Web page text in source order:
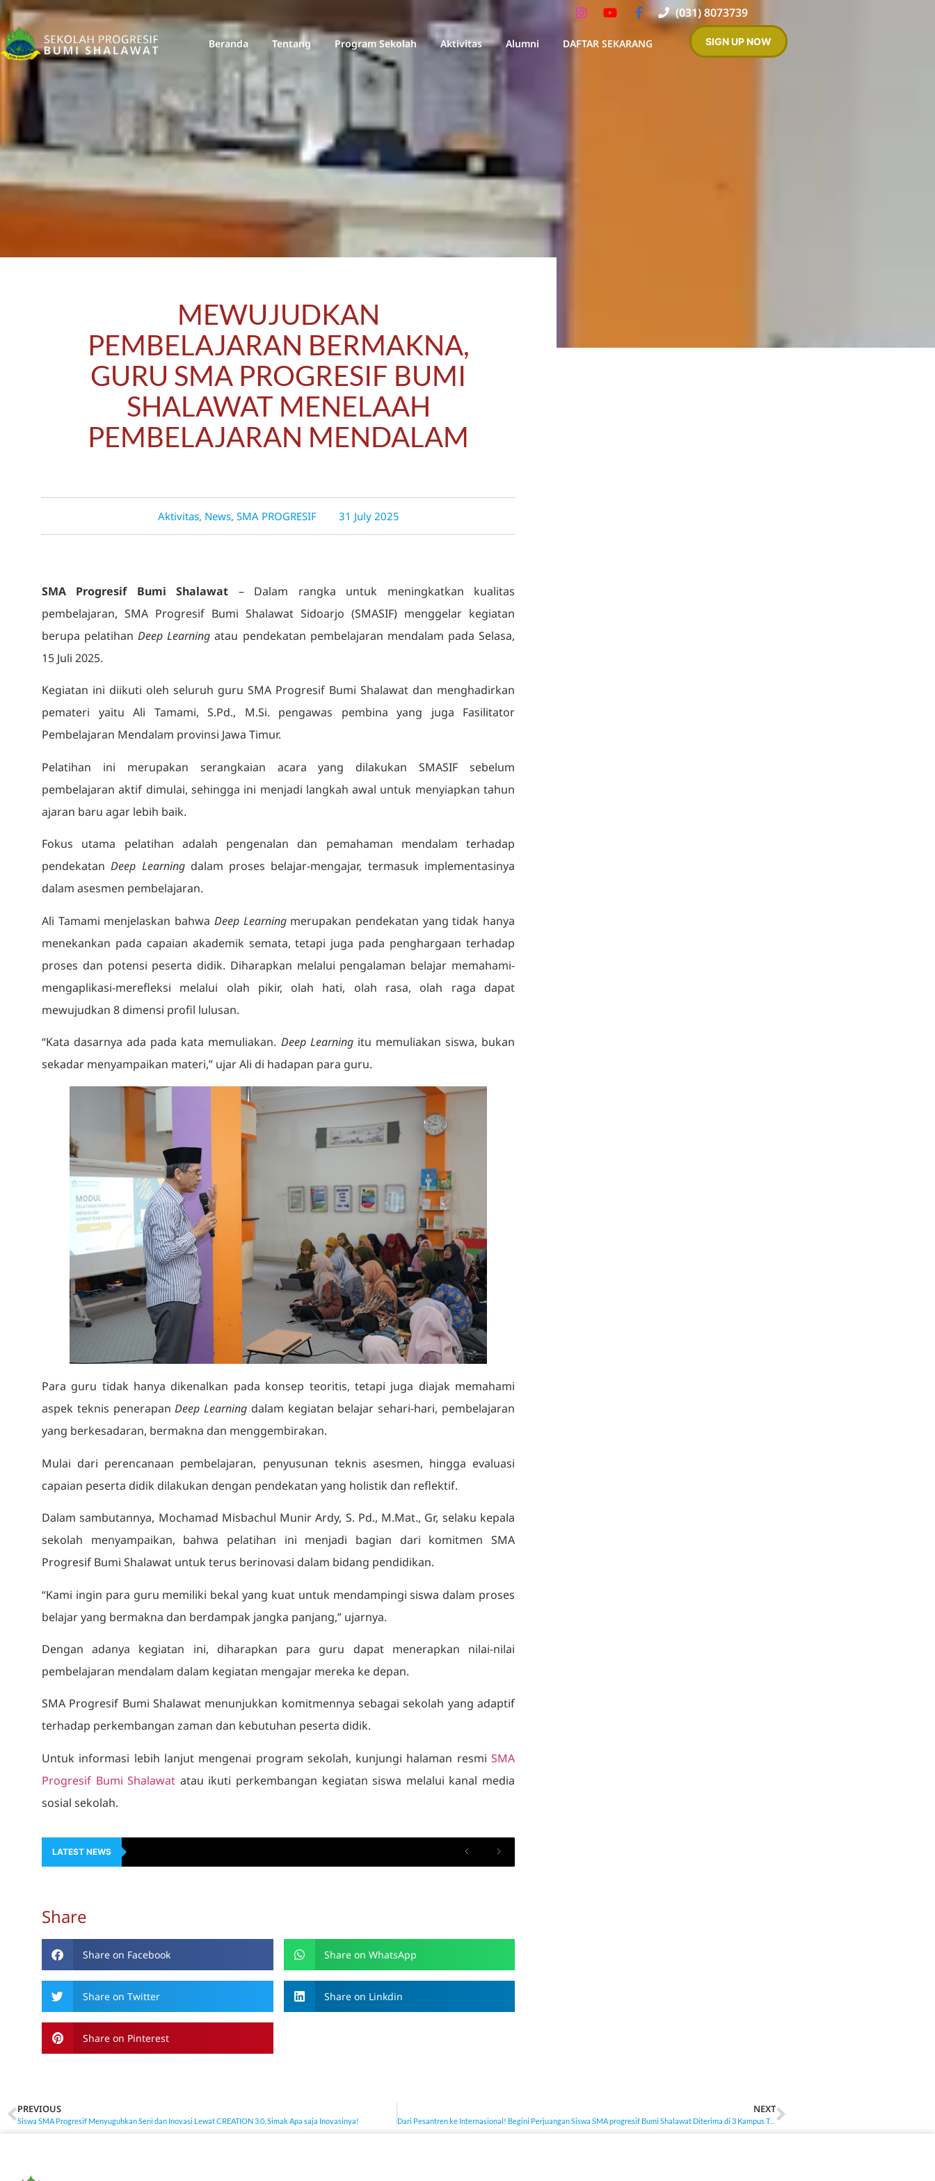
(031) 8073739
Beranda Tentang Program Sekolah Aktivitas Alumni DAFTAR SEKARANG SIGN UP NOW
MEWUJUDKAN
PEMBELAJARAN BERMAKNA,
GURU SMA PROGRESIF BUMI
SHALAWAT MENELAAH
PEMBELAJARAN MENDALAM
Aktivitas, News, SMA PROGRESIF 31 July 2025
SMA Progresif Bumi Shalawat – Dalam rangka untuk meningkatkan kualitas
pembelajaran, SMA Progresif Bumi Shalawat Sidoarjo (SMASIF) menggelar kegiatan
berupa pelatihanDeep Learning atau pendekatan pembelajaran mendalam pada Selasa,
15 Juli 2025.
Kegiatan ini diikuti oleh seluruh guru SMA Progresif Bumi Shalawat dan menghadirkan
pemateri yaitu Ali Tamami, S.Pd., M.Si. pengawas pembina yang juga Fasilitator
Pembelajaran Mendalam provinsi Jawa Timur.
Pelatihan ini merupakan serangkaian acara yang dilakukan SMASIF sebelum
pembelajaran aktif dimulai, sehingga ini menjadi langkah awal untuk menyiapkan tahun
ajaran baru agar lebih baik.
Fokus utama pelatihan adalah pengenalan dan pemahaman mendalam terhadap
pendekatanDeep Learningdalam proses belajar-mengajar, termasuk implementasinya
dalam asesmen pembelajaran.
Ali Tamami menjelaskan bahwa Deep Learningmerupakan pendekatan yang tidak hanya
menekankan pada capaian akademik semata, tetapi juga pada penghargaan terhadap
proses dan potensi peserta didik. Diharapkan melalui pengalaman belajar memahami-
mengaplikasi-merefleksi melalui olah pikir, olah hati, olah rasa, olah raga dapat
mewujudkan 8 dimensi profil lulusan.
“Kata dasarnya ada pada kata memuliakan. Deep Learningitu memuliakan siswa, bukan
sekadar menyampaikan materi,” ujar Ali di hadapan para guru.
Para guru tidak hanya dikenalkan pada konsep teoritis, tetapi juga diajak memahami
aspek teknis penerapanDeep Learning dalam kegiatan belajar sehari-hari, pembelajaran
yang berkesadaran, bermakna dan menggembirakan.
Mulai dari perencanaan pembelajaran, penyusunan teknis asesmen, hingga evaluasi
capaian peserta didik dilakukan dengan pendekatan yang holistik dan reflektif.
Dalam sambutannya, Mochamad Misbachul Munir Ardy, S. Pd., M.Mat., Gr, selaku kepala
sekolah menyampaikan, bahwa pelatihan ini menjadi bagian dari komitmen SMA
Progresif Bumi Shalawat untuk terus berinovasi dalam bidang pendidikan.
“Kami ingin para guru memiliki bekal yang kuat untuk mendampingi siswa dalam proses
belajar yang bermakna dan berdampak jangka panjang,” ujarnya.
Dengan adanya kegiatan ini, diharapkan para guru dapat menerapkan nilai-nilai
pembelajaran mendalam dalam kegiatan mengajar mereka ke depan.
SMA Progresif Bumi Shalawat menunjukkan komitmennya sebagai sekolah yang adaptif
terhadap perkembangan zaman dan kebutuhan peserta didik.
Untuk informasi lebih lanjut mengenai program sekolah, kunjungi halaman resmi SMA
Progresif Bumi Shalawat atau ikuti perkembangan kegiatan siswa melalui kanal media
sosial sekolah.
LATEST NEWS
Share
Share on Facebook Share on WhatsApp
Share on Twitter Share on Linkdin
Share on Pinterest
PREVIOUS
Siswa SMA Progresif Menyuguhkan Seni dan Inovasi Lewat CREATION 3.0, Simak Apa saja Inovasinya!
NEXT
Dari Pesantren ke Internasional! Begini Perjuangan Siswa SMA progresif Bumi Shalawat Diterima di 3 Kampus Turki Top Dunia